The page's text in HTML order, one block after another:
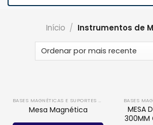
Início / Instrumentos de
BASES MAGNÉTICAS E SUPORTES DE MEDIÇÃO
Mesa Magnética
MESA
300MM